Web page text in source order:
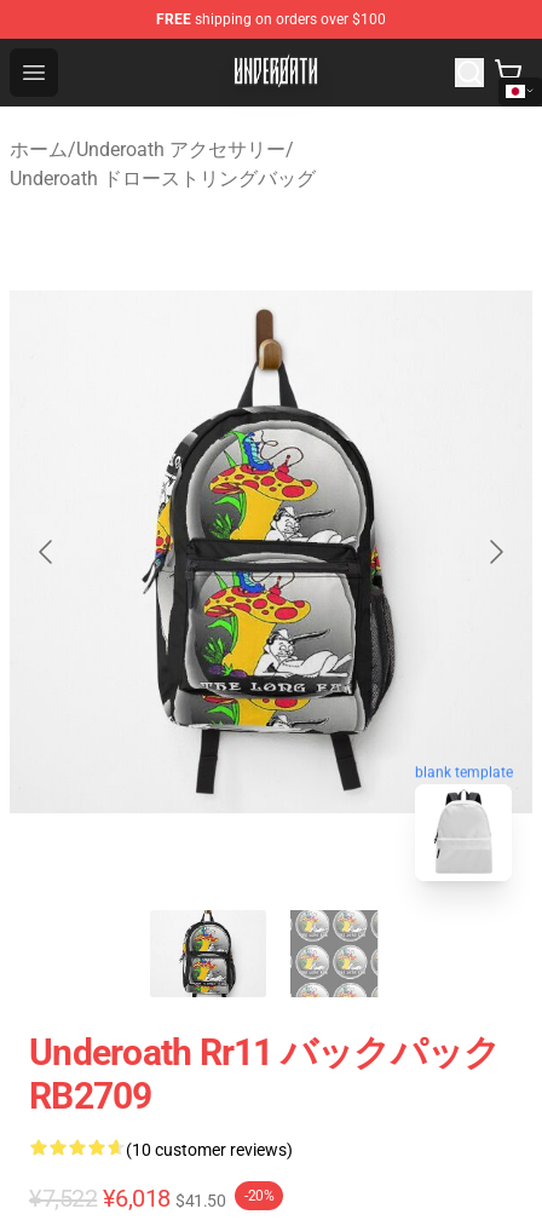
FREE shipping on orders over $100
Open menu
Underoath Store - Official Underoath Merchandise Shop
ホーム/Underoath アクセサリー/
Underoath ドローストリングバッグ
blank template
Underoath Rr11 バックパック
RB2709
(10 customer reviews)
¥7,522 ¥6,018 $41.50 -20%